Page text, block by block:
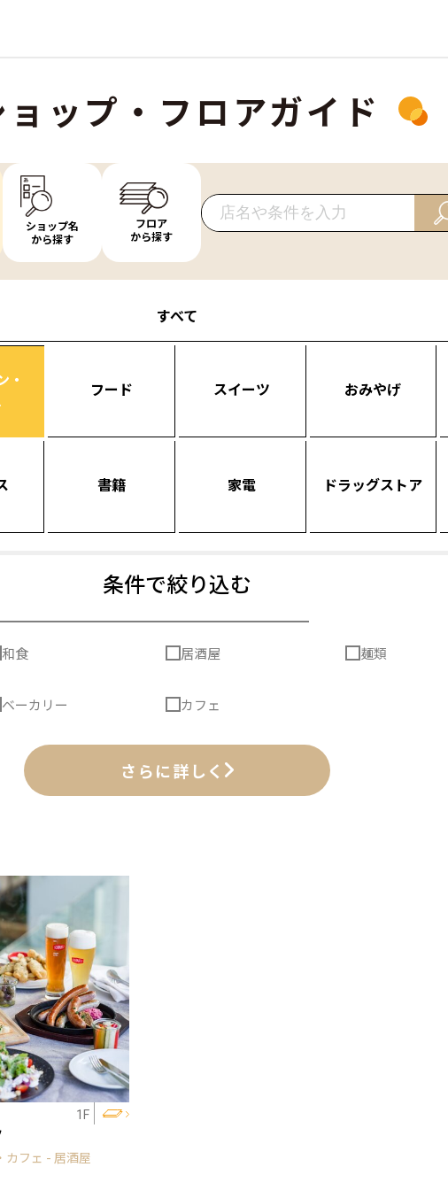
ョップ・フロアガイド
ショップ名
から探す
フロア
から探す
すべて
・
フード スイーツ おみやげ
書籍 家電 ドラッグストア
条件で絞り込む
和食 居酒屋 麺類
ベーカリー カフェ
さらに詳しく
1F
カフェ - 居酒屋